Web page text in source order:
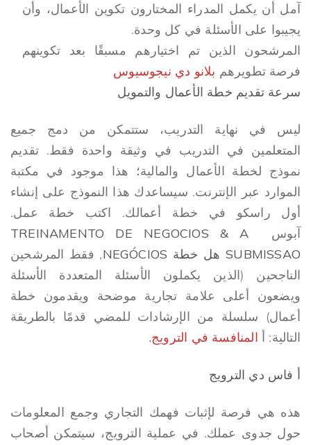
آمل أن يكمل المدراء المختارون تكوين الأعمال، وأن
يجيبوا على الأسئلة في كل وحدة.
المرشحون الذين تم اختيارهم مسبقًا بعد تكوينهم
فرصة تطويرهم بلانو دي نيجوسيوس
سرعة تقديم خطة الأعمال والتمويل
ليس في نهاية التدريب، ستتمكن من دمج جميع
المتعلمين في التدريب في وثيقة واحدة فقط. تقديم
نموذج لخطة الأعمال والمالية؛ هذا موجود في مكتبة
الموارد عبر الإنترنت. سيساعدك هذا النموذج على إنشاء
أول راسكو في خطة أعمالك. اكتب خطة عمل.
آبوس
TREINAMENTO DE NEGOCIOS & A
SUBMISSAO هل خطة NEGÓCIOS
, فقط المرشحين
الناجحين (الذين يكملون الأسئلة المتعددة الأسئلة
ويضعون أعلى علامة تجارية موضحة ويقدمون خطة
أعمال) سلسلة من الإرشادات للمضي قدمًا بالطريقة
التالية: أ المنافسة في الترويج.
أ فاس دي الترويج
هذه هي فرصة لإثبات فهمك التجاري وجمع المعلومات
حول جدوى عملك. في عملية الترويج، سيتمكن أصحاب